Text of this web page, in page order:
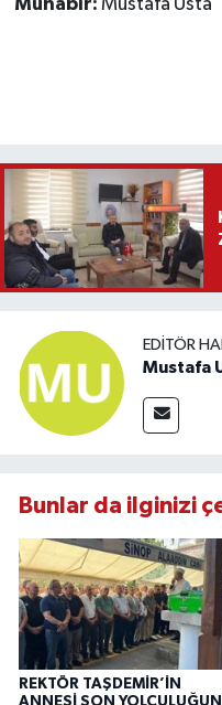
EDITÖR
Mustafa
Bunlar da ilginizi
REKTÖR TAŞDEMİR’İN
ANNESİ SON